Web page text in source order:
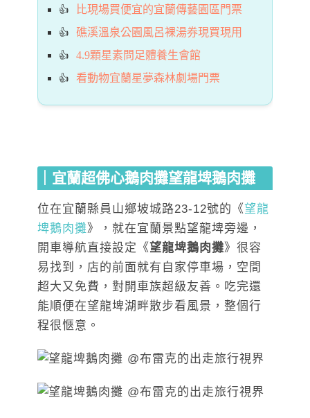
比現場買便宜的宜蘭傳藝園區門票
礁溪溫泉公園風呂裸湯券現買現用
4.9顆星素問足體養生會館
看動物宜蘭星夢森林劇場門票
｜宜蘭超佛心鵝肉攤望龍埤鵝肉攤
位在宜蘭縣員山鄉坡城路23-12號的《 望龍
埤鵝肉攤》，就在宜蘭景點望龍埤旁邊，
開車導航直接設定《望龍埤鵝肉攤》很容
易找到，店的前面就有自家停車場，空間
超大又免費，對開車族超級友善。吃完還
能順便在望龍埤湖畔散步看風景，整個行
程很愜意。